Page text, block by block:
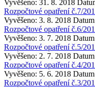
Vyvěšeno: 31. 8. 2018
Rozpočtové opatření č.7/
Vyvěšeno: 3. 8. 2018
Rozpočtové opatření č.6/
Vyvěšeno: 3. 7. 2018
Rozpočtové opatření č.5/
Vyvěšeno: 2. 7. 2018
Rozpočtové opatření č.4/
Vyvěšeno: 5. 6. 2018
Rozpočtové opatření č.3/